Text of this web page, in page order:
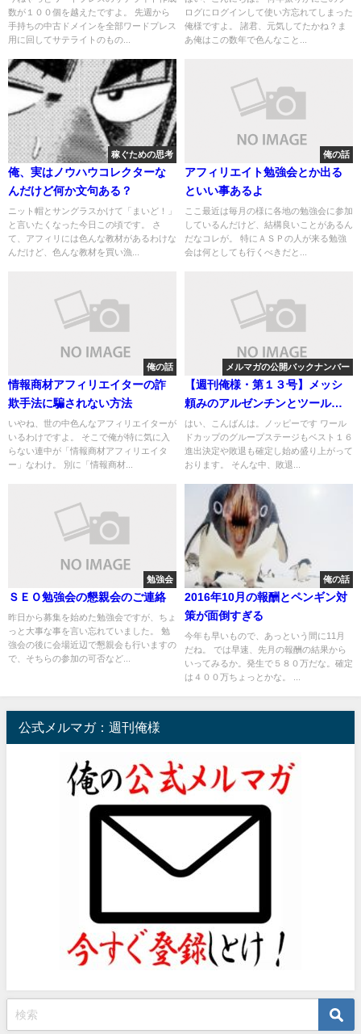
数が１００個を越えたですよ。 先週から
手持ちの中古ドメインを全部ワードプレス
用に回してサテライトのもの...
ログにログインして使い方忘れてしまった
俺様ですよ。 諸君、元気してたかね？ま
あ俺はこの数年で色んなこと...
稼ぐための思考
俺、実はノウハウコレクターな
んだけど何か文句ある？
ニット帽とサングラスかけて「まいど！」
と言いたくなった今日この頃です。 さ
て、アフィリには色んな教材があるわけな
んだけど、色んな教材を買い漁...
俺の話
アフィリエイト勉強会とか出る
といい事あるよ
ここ最近は毎月の様に各地の勉強会に参加
しているんだけど、結構良いことがあるん
だなコレが。 特にＡＳＰの人が来る勉強
会は何としても行くべきだと...
俺の話
情報商材アフィリエイターの詐
欺手法に騙されない方法
いやね、世の中色んなアフィリエイターが
いるわけですよ。 そこで俺が特に気に入
らない連中が「情報商材アフィリエイタ
ー」なわけ。 別に「情報商材...
メルマガの公開バックナンバー
【週刊俺様・第１３号】メッシ
頼みのアルゼンチンとツール頼
みのアフィリエイターは似てい
る件
はい、こんばんは。ノッピーです ワール
ドカップのグループステージもベスト１６
進出決定や敗退も確定し始め盛り上がって
おります。 そんな中、敗退...
勉強会
ＳＥＯ勉強会の懇親会のご連絡
昨日から募集を始めた勉強会ですが、ちょ
っと大事な事を言い忘れていました。 勉
強会の後に会場近辺で懇親会も行いますの
で、そちらの参加の可否など...
俺の話
2016年10月の報酬とペンギン対
策が面倒すぎる
今年も早いもので、あっという間に11月
だね。 では早速、先月の報酬の結果から
いってみるか。発生で５８０万だな。確定
は４００万ちょっとかな。 ...
公式メルマガ：週刊俺様